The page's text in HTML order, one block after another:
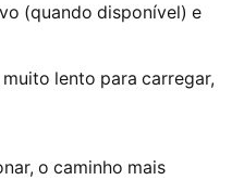
(quando disponível) e
lento para carregar,
o caminho mais